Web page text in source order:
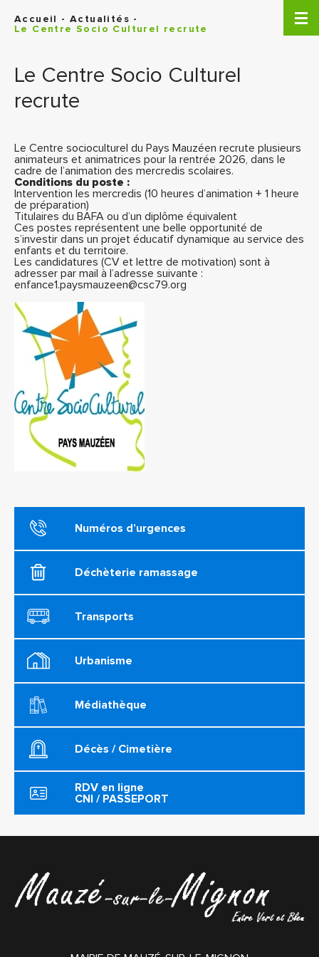
Accueil -Actualités -
Le Centre Socio Culturel recrute
Le Centre Socio Culturel
recrute
Le Centre socioculturel du Pays Mauzéen recrute plusieurs
animateurs et animatrices pour la rentrée 2026, dans le
cadre de l’animation des mercredis scolaires.
Conditions du poste :
Intervention les mercredis (10 heures d’animation + 1 heure
de préparation)
Titulaires du BAFA ou d’un diplôme équivalent
Ces postes représentent une belle opportunité de
s’investir dans un projet éducatif dynamique au service des
enfants et du territoire.
Les candidatures (CV et lettre de motivation) sont à
adresser par mail à l’adresse suivante :
enfance1.paysmauzeen@csc79.org
Numéros d’urgences
Déchèterie ramassage
Transports
Urbanisme
Médiathèque
Décès / Cimetière
RDV en ligne
CNI / PASSEPORT